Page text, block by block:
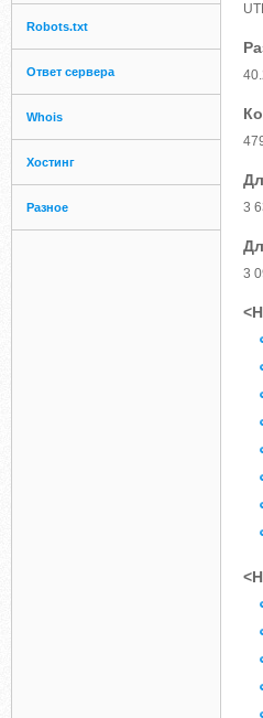
Robots.txt
Ответ сервера
Whois
Хостинг
Разное 3
3